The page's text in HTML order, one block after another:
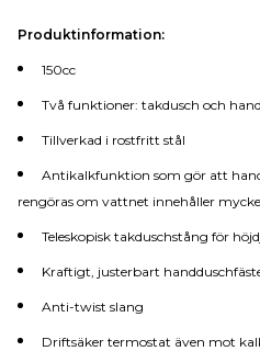
Produktinformation:
150cc
Två funktioner: takdusch och
Tillverkad i rostfritt stål
Antikalkfunktion som gör att
rengöras om vattnet innehåller
Teleskopisk takduschstång för
Kraftigt, justerbart
Anti-twist slang
Driftsäker termostat även mot